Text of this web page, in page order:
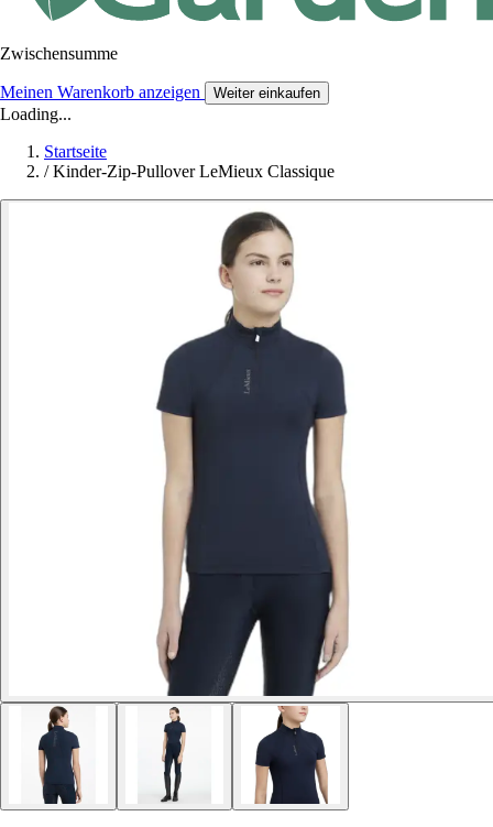
Zwischensumme
Meinen Warenkorb anzeigen Weiter einkaufen
Loading...
Startseite
/ Kinder-Zip-Pullover LeMieux Classique